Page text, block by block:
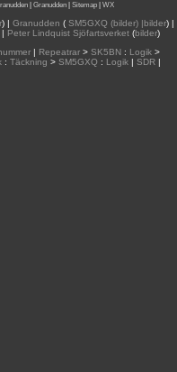
| Granudden| Sitemap| WX
) | Granudden (SM5GXQ (bilder) |bilder) |
| Peter Lindquist Sjöfartsverket (bilder)
| Repeatrar> SK5BN: Logik>
: Täckning > SM5GXQ : Logik | SDR |